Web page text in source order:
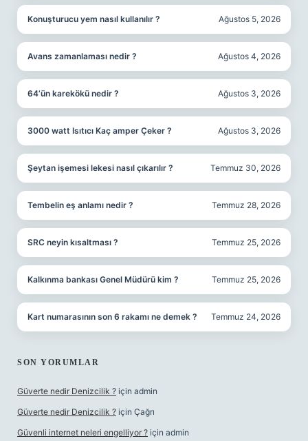
Konuşturucu yem nasıl kullanılır ? Ağustos 5, 2026
Avans zamanlaması nedir ? Ağustos 4, 2026
64’ün karekökü nedir ? Ağustos 3, 2026
3000 watt Isıtıcı Kaç amper Çeker ? Ağustos 3, 2026
Şeytan işemesi lekesi nasıl çıkarılır ? Temmuz 30, 2026
Tembelin eş anlamı nedir ? Temmuz 28, 2026
SRC neyin kısaltması ? Temmuz 25, 2026
Kalkınma bankası Genel Müdürü kim ? Temmuz 25, 2026
Kart numarasının son 6 rakamı ne demek ? Temmuz 24, 2026
SON YORUMLAR
Güverte nedir Denizcilik ? için admin
Güverte nedir Denizcilik ? için Çağrı
Güvenli internet neleri engelliyor ? için admin